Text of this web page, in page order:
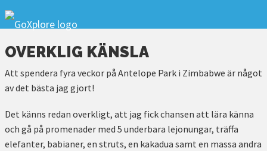
OVERKLIG KÄNSLA
Att spendera fyra veckor på Antelope Park i Zimbabwe är något
av det bästa jag gjort!
Det känns redan overkligt, att jag fick chansen att lära känna
och gå på promenader med 5 underbara lejonungar, träffa
elefanter, babianer, en struts, en kakadua samt en massa andra